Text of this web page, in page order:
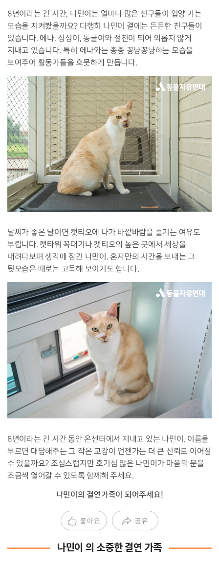
8년이라는 긴 시간, 나민이는 얼마나 많은 친구들이 입양 가는
모습을 지켜봤을까요? 다행히 나민이 곁에는 든든한 친구들이
있습니다. 에나, 싱싱이, 동글이와 절친이 되어 외롭지 않게
지내고 있습니다. 특히 에나와는 종종 꽁냥꽁냥하는 모습을
보여주어 활동가들을 흐뭇하게 만듭니다.
날씨가 좋은 날이면 캣티오에 나가 바깥바람을 즐기는 여유도
부립니다. 캣타워 꼭대기나 캣티오의 높은 곳에서 세상을
내려다보며 생각에 잠긴 나민이. 혼자만의 시간을 보내는 그
뒷모습은 때로는 고독해 보이기도 합니다.
8년이라는 긴 시간 동안 온센터에서 지내고 있는 나민이. 이름을
부르면 대답해주는 그 작은 교감이 언젠가는 더 큰 신뢰로 이어질
수 있을까요? 조심스럽지만 호기심 많은 나민이가 마음의 문을
조금씩 열어갈 수 있도록 함께해 주세요.
나민이의 결연가족이 되어주세요!
좋아요 공유
나민이 의 소중한 결연 가족